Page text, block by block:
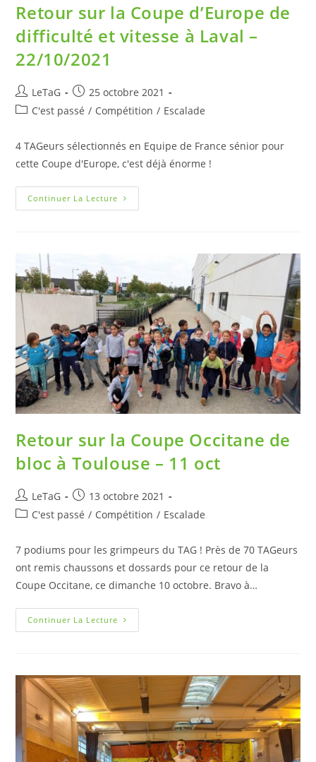
Retour sur la Coupe d’Europe de
difficulté et vitesse à Laval –
22/10/2021
LeTaG
25 octobre 2021
C'est passé / Compétition / Escalade
4 TAGeurs sélectionnés en Equipe de France sénior pour
cette Coupe d'Europe, c'est déjà énorme !
Continuer La Lecture
Retour sur la Coupe Occitane de
bloc à Toulouse – 11 oct
LeTaG
13 octobre 2021
C'est passé / Compétition / Escalade
7 podiums pour les grimpeurs du TAG ! Près de 70 TAGeurs
ont remis chaussons et dossards pour ce retour de la
Coupe Occitane, ce dimanche 10 octobre. Bravo à…
Continuer La Lecture